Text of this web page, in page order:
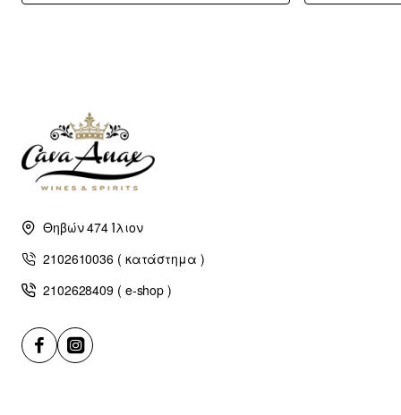
Θηβών 474 Ίλιον
2102610036 ( κατάστημα )
2102628409 ( e-shop )